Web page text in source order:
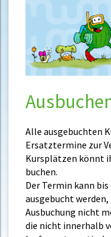
Alle ausgebuchten
Ersatztermine zur
Kursplätzen könnt
buchen.
Der Termin kann
ausgebucht
Ausbuchung nicht
die nicht innerhalb